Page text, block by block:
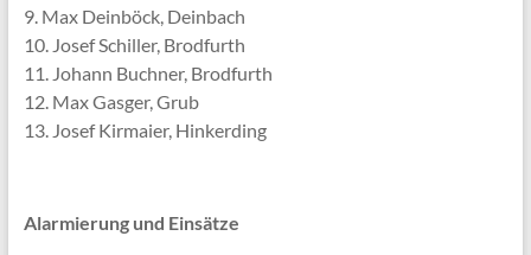
9. Max Deinböck, Deinbach
10. Josef Schiller, Brodfurth
11. Johann Buchner, Brodfurth
12. Max Gasger, Grub
13. Josef Kirmaier, Hinkerding
Alarmierung und Einsätze